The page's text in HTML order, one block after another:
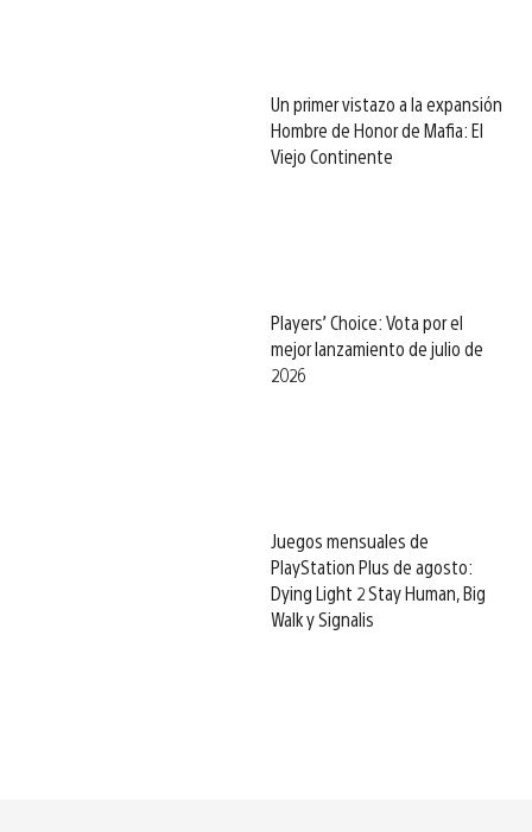
Un primer vistazo a la expansión
Hombre de Honor de Mafia: El
Viejo Continente
Players’ Choice: Vota por el
mejor lanzamiento de julio de
2026
Juegos mensuales de
PlayStation Plus de agosto:
Dying Light 2 Stay Human, Big
Walk y Signalis